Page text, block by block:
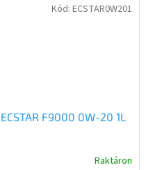
ECSTAR F9000 0W-20 1L
Raktáron
Kód:ECSTAR0W201